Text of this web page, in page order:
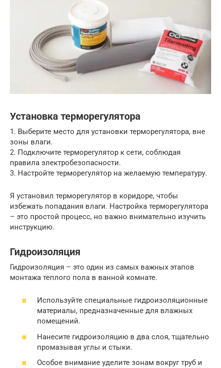
Установка терморегулятора
1. Выберите место для установки терморегулятора, вне
зоны влаги.
2. Подключите терморегулятор к сети, соблюдая
правила электробезопасности.
3. Настройте терморегулятор на желаемую температуру.
Я установил терморегулятор в коридоре, чтобы
избежать попадания влаги. Настройка терморегулятора
– это простой процесс, но важно внимательно изучить
инструкцию.
Гидроизоляция
Гидроизоляция – это один из самых важных этапов
монтажа теплого пола в ванной комнате.
Используйте специальные гидроизоляционные
материалы, предназначенные для влажных
помещений.
Нанесите гидроизоляцию в два слоя, тщательно
промазывая углы и стыки.
Особое внимание уделите зонам вокруг труб и